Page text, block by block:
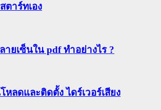
ตาร์ทเอง
ายเซ็นใน pdf ทำอย่างไร ?
หลดและติดตั้ง ไดร์เวอร์เสียง